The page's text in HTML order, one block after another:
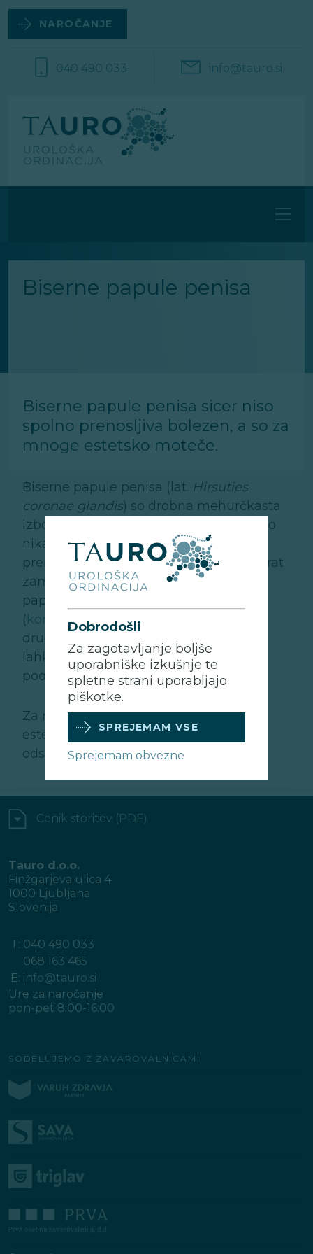
vsebino
040 490 033 info@tauro.si
NAROČANJE
Biserne papule penisa
Biserne papule penisa sicer niso
spolno prenosljiva bolezen, a so za
mnoge estetsko moteče.
Biserne papule penisa (lat. Hirsuties
coronae glandis) so drobna mehurčkasta
izbočenja na robu glavice penisa, ki niso
nikakor povezana s kakršnokoli spolno
prenosljivo boleznijo. Ljudje jih največkrat
zamenjajo z okužbo s HPV (humani
papiloma virus), kjer pa so spremembe
(kondilomi ) na pogled popolnoma
drugačne. Biserne papule se običajno
lahko pojavijo tudi na prepuciju, v
področju okoli frenuluma.
Za nekatere moške je sprememba
estetsko moteča, zato se odločijo za
odstranitev.
Cenik storitev (PDF)
Tauro d.o.o.
Finžgarjeva ulica 4
1000 Ljubljana
Slovenija
T: 040 490 033
068 163 465
E: info@tauro.si
Ure za naročanje
pon-pet 8:00-16:00
SODELUJEMO Z ZAVAROVALNICAMI
Dobrodošli
Za zagotavljanje boljše
uporabniške izkušnje te
spletne strani uporabljajo
piškotke.
SPREJEMAM VSE
Sprejemam obvezne